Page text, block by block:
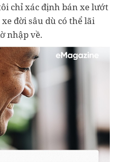
chỉ xác định bán xe lướt
đời sâu dù có thể lãi
nhập về.